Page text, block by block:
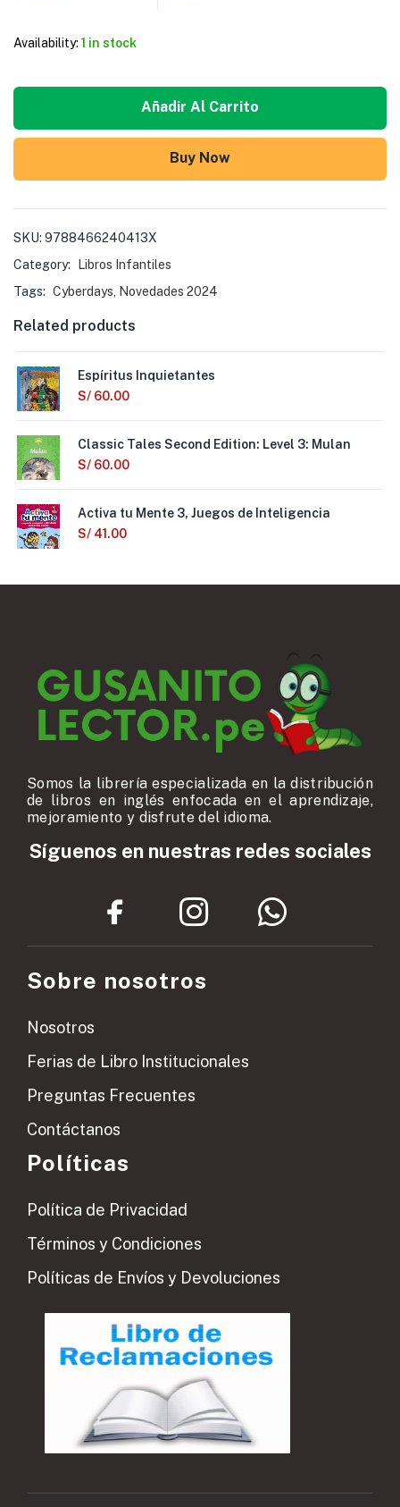
Availability: 1 in stock
Añadir Al Carrito
Buy Now
SKU: 9788466240413X
Category:
Libros Infantiles
Tags: Cyberdays Novedades 2024
Related products
Espíritus Inquietantes
S/ 60.00
Classic Tales Second Edition: Level 3: Mulan
S/ 60.00
Activa tu Mente 3, Juegos de Inteligencia
S/ 41.00
Somos la librería especializada en la distribución
de libros en inglés enfocada en el aprendizaje,
mejoramiento y disfrute del idioma.
Síguenos en nuestras redes sociales
Sobre nosotros
Nosotros
Ferias de Libro Institucionales
Preguntas Frecuentes
Contáctanos
Políticas
Política de Privacidad
Términos y Condiciones
Políticas de Envíos y Devoluciones